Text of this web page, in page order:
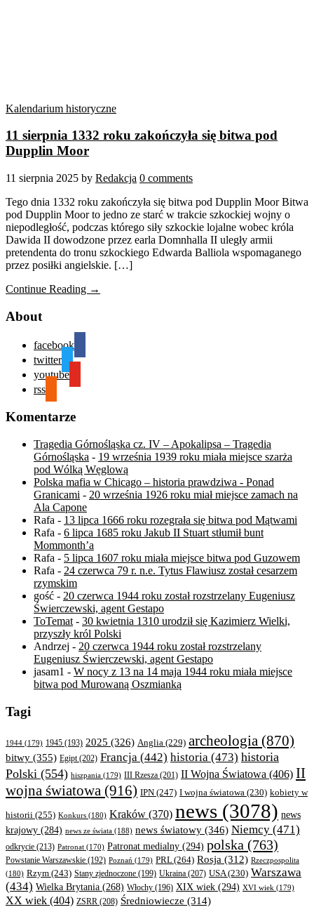
Kalendarium historyczne
11 sierpnia 1332 roku zakończyła się bitwa pod
Dupplin Moor
11 sierpnia 2025 by Redakcja 0 comments
Tego dnia 1332 roku zakończyła się bitwa pod Dupplin Moor Bitwa
pod Dupplin Moor to jedno ze starć w trakcie szkockiej wojny o
niepodległość, podczas którego siły szkockie lojalne wobec króla
Dawida II dowodzone przez earla Domnhalla II uległy armii
pretendenta do tronu szkockiego Edwarda Balliola wspomaganego
przez posiłki angielskie. […]
Continue Reading →
About
facebook
twitter
youtube
rss
Komentarze
Tragedia Górnośląska cz. IV – Apokalipsa – Tragedia
Górnośląska - 19 września 1939 roku miała miejsce szarża
pod Wólką Węglową
Polska mafia w Chicago – historia prawdziwa - Ponad
Granicami - 20 września 1926 roku miał miejsce zamach na
Ala Capone
Rafa - 13 lipca 1666 roku rozegrała się bitwa pod Mątwami
Rafa - 6 lipca 1685 roku Jakub II Stuart stłumił bunt
Mommonth’a
Rafa - 5 lipca 1607 roku miała miejsce bitwa pod Guzowem
Rafa - 24 czerwca 79 r. n.e. Tytus Flawiusz został cesarzem
rzymskim
gość - 20 czerwca 1944 roku został rozstrzelany Eugeniusz
Świerczewski, agent Gestapo
ToTemat - 30 kwietnia 1310 urodził się Kazimierz Wielki,
przyszły król Polski
Andrzej - 20 czerwca 1944 roku został rozstrzelany
Eugeniusz Świerczewski, agent Gestapo
jasam1 - W nocy z 13 na 14 maja 1944 roku miała miejsce
bitwa pod Murowaną Oszmianką
Tagi
1944 (179) 1945 (193) 2025 (326) Anglia (229) archeologia (870)
bitwy (355) Egipt(202) Francja (442) historia (473) historia
Polski (554) hiszpania (179) III Rzesza (201) II Wojna Światowa (406) II
wojna światowa (916) IPN (247) I wojna światowa (230) kobiety w
historii (255) Konkurs (180) Kraków (370) news (3078) news
krajowy (284) news ze świata (188) news światowy (346) Niemcy (471)
odkrycie (213) Patronat (170) Patronat medialny (294) polska (763)
Powstanie Warszawskie (192) Poznań (179) PRL(264) Rosja (312) Rzeczpospolita
(180) Rzym (243) Stany zjednoczone (199) Ukraina (207) USA(230) Warszawa
(434) Wielka Brytania (268) Włochy (196) XIX wiek (294) XVI wiek (179)
XX wiek (404) ZSRR (208) Średniowiecze (314)